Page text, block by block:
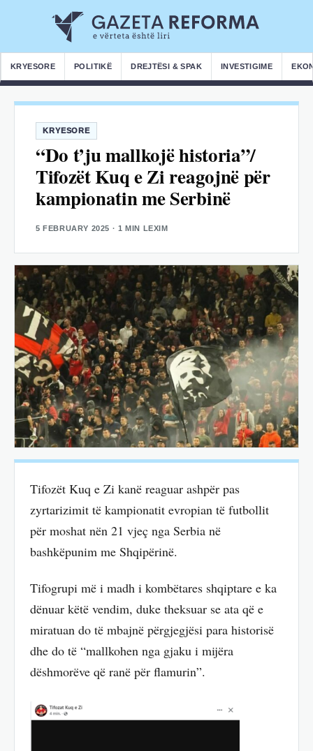
KRYESORE POLITIKË DREJTËSI & SPAK INVESTIGIME
KRYESORE
“Do t’ju mallkojë historia”/
Tifozët Kuq e Zi reagojnë për
kampionatin me Serbinë
5 FEBRUARY 2025 · 1 MIN LEXIM
Tifozët Kuq e Zi kanë reaguar ashpër pas
zyrtarizimit të kampionatit evropian të futbollit
për moshat nën 21 vjeç nga Serbia në
bashkëpunim me Shqipërinë.
Tifogrupi më i madh i kombëtares shqiptare e ka
dënuar këtë vendim, duke theksuar se ata që e
miratuan do të mbajnë përgjegjësi para historisë
dhe do të “mallkohen nga gjaku i mijëra
dëshmorëve që ranë për flamurin”.